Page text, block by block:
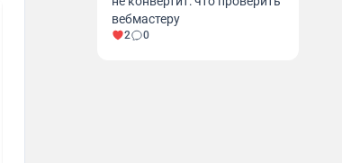
вебмастеру
2 0